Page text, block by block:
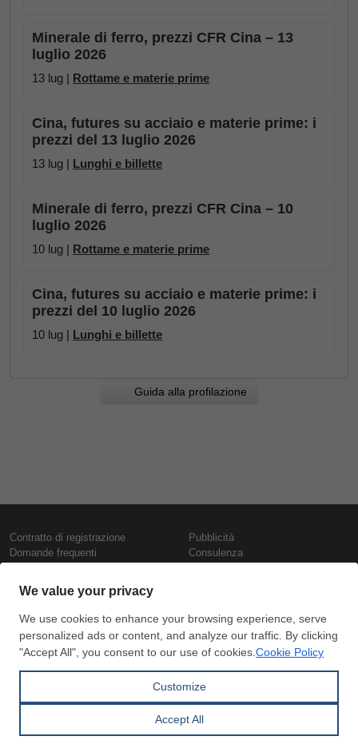
Minerale di ferro, prezzi CFR Cina – 13
luglio 2026
13 lug | Rottame e materie prime
Cina, futures su acciaio e materie prime: i
prezzi del 13 luglio 2026
13 lug | Lunghi e billette
Minerale di ferro, prezzi CFR Cina – 10
luglio 2026
10 lug | Rottame e materie prime
Cina, futures su acciaio e materie prime: i
prezzi del 10 luglio 2026
10 lug | Lunghi e billette
Guida alla profilazione
Contratto di registrazione
Domande frequenti
Presentazione
Contattaci
Termini di utilizzo
Politica di riservatezza
Pubblicità
Consulenza
Prezzi e indici
Prezzi giornalieri rottame
Marketplace Inc.
Tutti i diritti riservati